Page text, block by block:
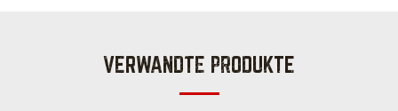
VERWANDTE PRODUKTE